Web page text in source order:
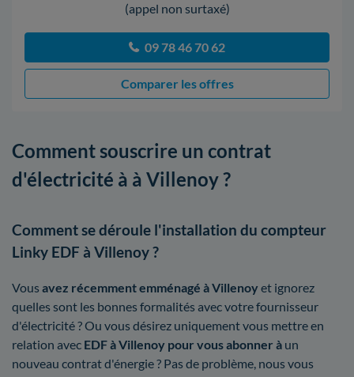
(appel non surtaxé)
09 78 46 70 62
Comparer les offres
Comment souscrire un contrat
d'électricité à à Villenoy ?
Comment se déroule l'installation du compteur
Linky EDF à Villenoy ?
Vous avez récemment emménagé à Villenoyet ignorez
quelles sont les bonnes formalités avec votre fournisseur
d'électricité ? Ou vous désirez uniquement vous mettre en
relation avec EDF à Villenoy pour vous abonner à un
nouveau contrat d'énergie ? Pas de problème, nous vous